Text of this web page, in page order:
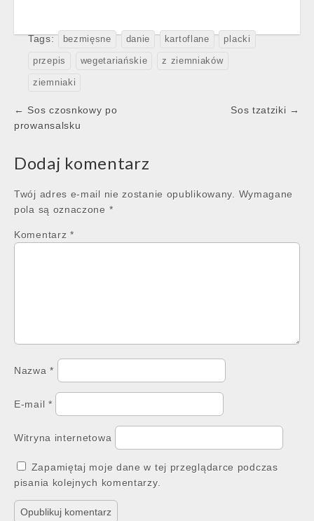
Tags: bezmięsne danie kartoflane placki
przepis wegetariańskie z ziemniaków
ziemniaki
Post
navigation
← Sos czosnkowy po
prowansalsku
Sos tzatziki →
Dodaj komentarz
Twój adres e-mail nie zostanie opublikowany.
Wymagane
pola są oznaczone *
Komentarz *
Nazwa*
E-mail *
Witryna internetowa
Zapamiętaj moje dane w tej przeglądarce podczas
pisania kolejnych komentarzy.